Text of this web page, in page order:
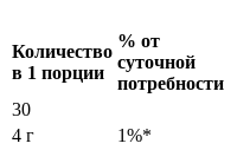
Количество
в 1 порции
% от
суточной
потребности
30
4 г
1%*